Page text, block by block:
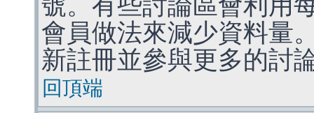
號。有些討論區會利用
會員做法來減少資料量
新註冊並參與更多的討
回頂端